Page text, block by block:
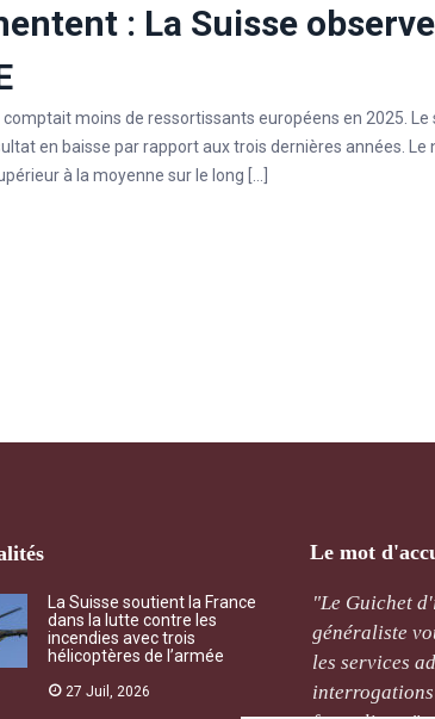
: La Suisse
moins de ressortissants européens en 2025. Le
en baisse par rapport aux trois dernières années.
à la moyenne sur le long […]
La Suisse soutient la France
dans la lutte contre les
incendies avec trois
hélicoptères de l’armée
27 Juil, 2026
Le mot
s’agisse de questionnement
ou de besoin concernant
chaque demande sera
dans les meilleurs délais. "
"Le Guichet
généraliste
les services